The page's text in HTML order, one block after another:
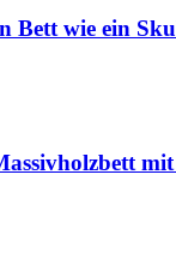
Bett wie ein